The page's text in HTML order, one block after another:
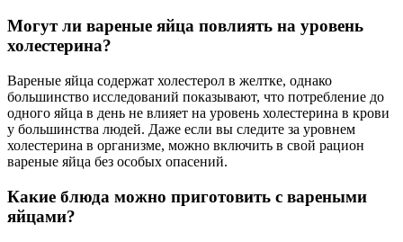
Могут ли вареные яйца повлиять на уровень
холестерина?
Вареные яйца содержат холестерол в желтке, однако
большинство исследований показывают, что потребление до
одного яйца в день не влияет на уровень холестерина в крови
у большинства людей. Даже если вы следите за уровнем
холестерина в организме, можно включить в свой рацион
вареные яйца без особых опасений.
Какие блюда можно приготовить с вареными
яйцами?